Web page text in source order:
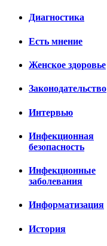
Диагностика
Есть мнение
Женское здоровье
Законодательство
Интервью
Инфекционная
безопасность
Инфекционные
заболевания
Информатизация
История